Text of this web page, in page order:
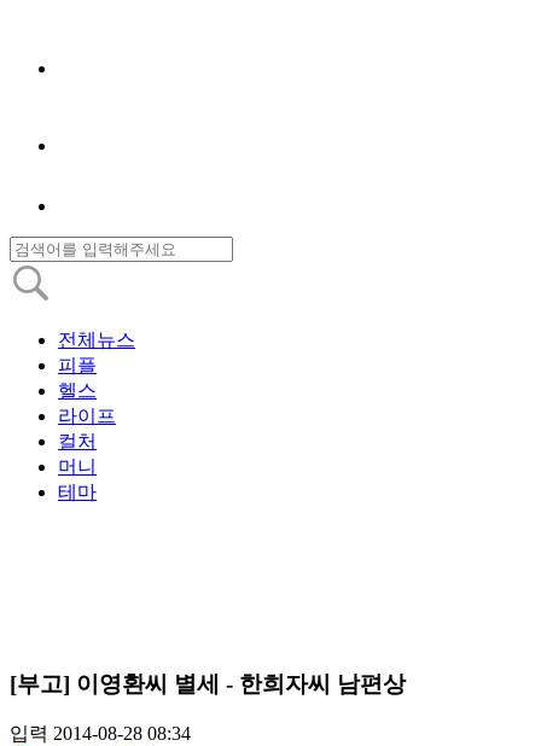
전체뉴스
피플
헬스
라이프
컬처
머니
테마
[부고] 이영환씨 별세 - 한희자씨 남편상
입력 2014-08-28 08:34